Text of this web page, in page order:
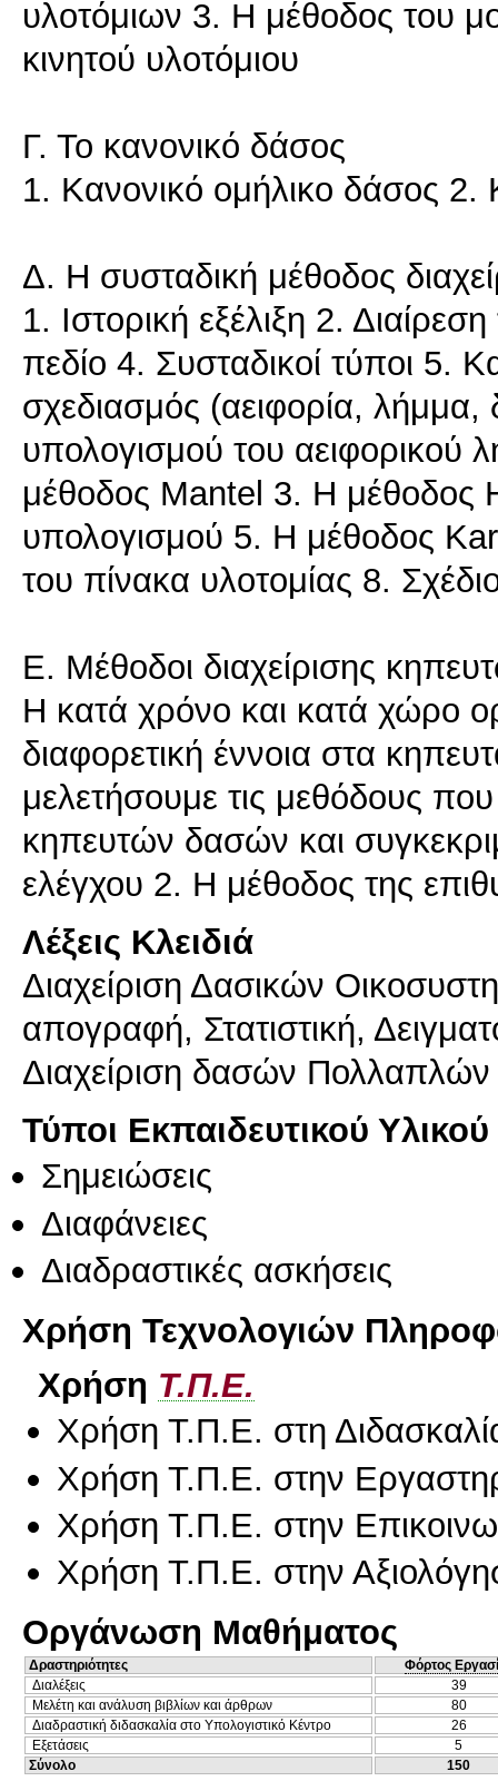
υλοτόμιων 3. Η μέθοδος του
κινητού υλοτόμιου
Γ. Το κανονικό δάσος
1. Κανονικό ομήλικο δάσος 2.
Δ. Η συσταδική μέθοδος
1. Ιστορική εξέλιξη 2.
πεδίο 4. Συσταδικοί τύποι 5.
σχεδιασμός (αειφορία,
υπολογισμού του αειφορικού
μέθοδος Mantel 3. Η μέθοδος
υπολογισμού 5. Η μέθοδος
του πίνακα υλοτομίας 8.
Ε. Μέθοδοι διαχείρισης
Η κατά χρόνο και κατά χώρο
διαφορετική έννοια στα
μελετήσουμε τις μεθόδους
κηπευτών δασών και
Λέξεις Κλειδιά
Διαχείριση Δασικών
απογραφή, Στατιστική,
Διαχείριση δασών
Τύποι Εκπαιδευτικού Υλικού
Σημειώσεις
Διαφάνειες
Διαδραστικές ασκήσεις
Χρήση Τεχνολογιών
Χρήση Τ.Π.Ε.
Χρήση Τ.Π.Ε. στη
Χρήση Τ.Π.Ε. στην
Χρήση Τ.Π.Ε. στην
Χρήση Τ.Π.Ε. στην
Οργάνωση Μαθήματος
Δραστηριότητες
Φόρτος
Διαλέξεις
39
Μελέτη και ανάλυση βιβλίων και άρθρων
80
Διαδραστική διδασκαλία στο Υπολογιστικό Κέντρο
26
Εξετάσεις
5
Σύνολο
150